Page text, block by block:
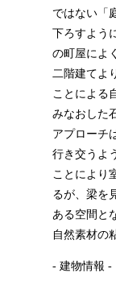
ではない「
下ろすよう
の町屋によ
二階建てよ
ことによる
みなおした
アプローチ
行き交うよ
ことにより
るが、梁を
ある空間と
自然素材の
- 建物情報 -